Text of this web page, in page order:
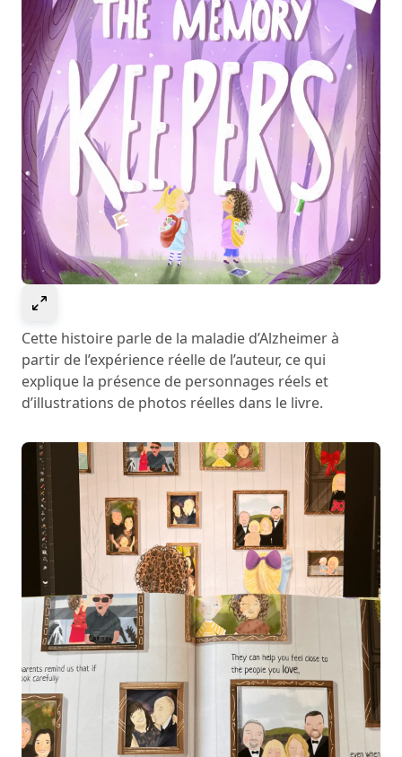
Cette histoire parle de la maladie d’Alzheimer à
partir de l’expérience réelle de l’auteur, ce qui
explique la présence de personnages réels et
d’illustrations de photos réelles dans le livre.